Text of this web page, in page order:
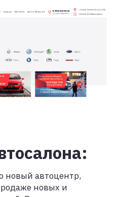
новый автоцентр,
новых и